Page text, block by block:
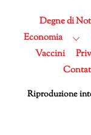
Degne di
Economia
Vaccini
Riproduzione